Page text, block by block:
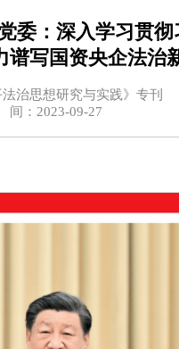
委：深入学习贯
谱写国资央企法治
法治思想研究与实践》专
间：2023-09-27